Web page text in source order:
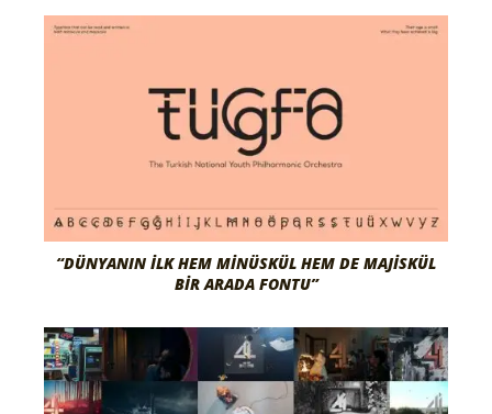
“DÜNYANIN İLK HEM MINÜSKÜL HEM DE MAJISKÜL
BIR ARADA FONTU”